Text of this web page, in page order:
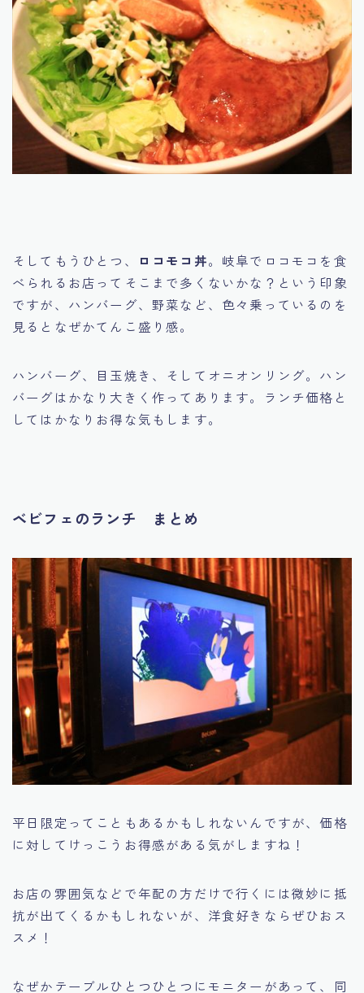
そしてもうひとつ、 ロコモコ丼。岐阜でロコモコを食
べられるお店ってそこまで多くないかな？という印象
ですが、ハンバーグ、野菜など、色々乗っているのを
見るとなぜかてんこ盛り感。
ハンバーグ、目玉焼き、そしてオニオンリング。ハン
バーグはかなり大きく作ってあります。ランチ価格と
してはかなりお得な気もします。
ベビフェのランチ まとめ
平日限定ってこともあるかもしれないんですが、価格
に対してけっこうお得感がある気がしますね！
お店の雰囲気などで年配の方だけで行くには微妙に抵
抗が出てくるかもしれないが、洋食好きならぜひおス
スメ！
なぜかテーブルひとつひとつにモニターがあって、同